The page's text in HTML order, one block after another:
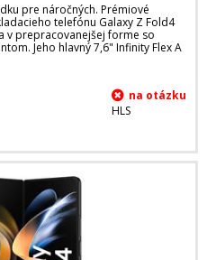
pre náročných. Prémiové
telefónu Galaxy Z Fold4
v prepracovanejšej forme so
Jeho hlavný 7,6" Infinity Flex A
HLS